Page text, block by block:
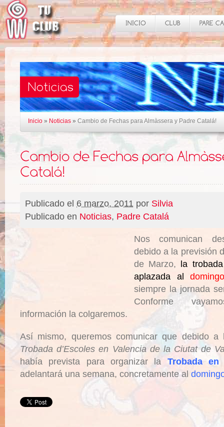
Inicio » Noticias » Cambio de Fechas para Almàssera y Padre Catalá!
Publicado el 6 marzo, 2011 por Silvia
Publicado en Noticias, Padre Catalá
Nos comunican
debido a la previsión
de Marzo,
la
aplazada al
siempre la jornada
Conforme
información la colgaremos.
Así mismo, queremos comunicar que debido a
Trobada d’Escoles en Valencia de la Ciutat de
había prevista para organizar la Trobada
adelantará una semana, concretamente al